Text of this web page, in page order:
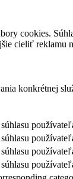
cookies.
cieliť reklamu
konkrétnej